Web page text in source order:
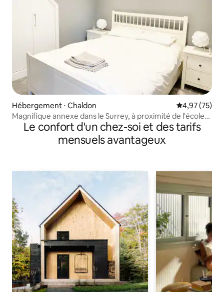
Hébergement ⋅ Chaldon Évaluation
4,97 (75)
Magnifique annexe dans le Surrey, à proximité de l'école
Caterham
Le confort d'un chez-soi et des tarifs
mensuels avantageux